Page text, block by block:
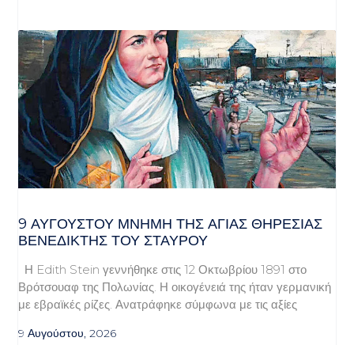
9 ΑΥΓΟΥΣΤΟΥ ΜΝΗΜΗ ΤΗΣ ΑΓΙΑΣ ΘΗΡΕΣΙΑΣ
ΒΕΝΕΔΙΚΤΗΣ ΤΟΥ ΣΤΑΥΡΟΥ
Η Edith Stein γεννήθηκε στις 12 Οκτωβρίου 1891 στο
Βρότσουαφ της Πολωνίας. Η οικογένειά της ήταν γερμανική
με εβραϊκές ρίζες. Ανατράφηκε σύμφωνα με τις αξίες
9 Αυγούστου, 2026